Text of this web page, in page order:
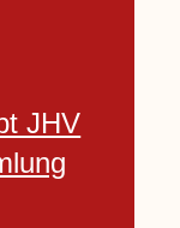
JHV